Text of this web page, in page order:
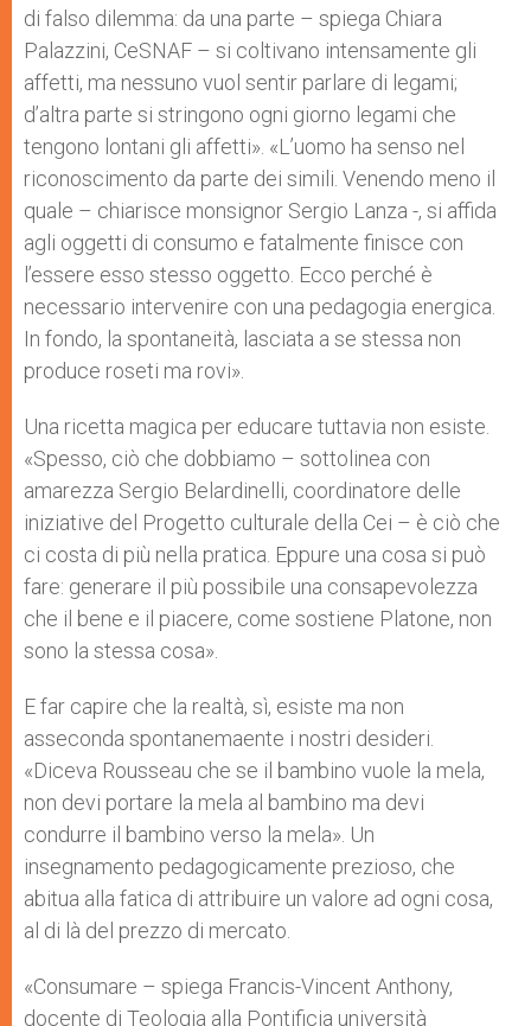
di falso dilemma: da una parte – spiega Chiara
Palazzini, CeSNAF – si coltivano intensamente gli
affetti, ma nessuno vuol sentir parlare di legami;
d’altra parte si stringono ogni giorno legami che
tengono lontani gli affetti». «L’uomo ha senso nel
riconoscimento da parte dei simili. Venendo meno il
quale – chiarisce monsignor Sergio Lanza -, si affida
agli oggetti di consumo e fatalmente finisce con
l’essere esso stesso oggetto. Ecco perché è
necessario intervenire con una pedagogia energica.
In fondo, la spontaneità, lasciata a se stessa non
produce roseti ma rovi».
Una ricetta magica per educare tuttavia non esiste.
«Spesso, ciò che dobbiamo – sottolinea con
amarezza Sergio Belardinelli, coordinatore delle
iniziative del Progetto culturale della Cei – è ciò che
ci costa di più nella pratica. Eppure una cosa si può
fare: generare il più possibile una consapevolezza
che il bene e il piacere, come sostiene Platone, non
sono la stessa cosa».
E far capire che la realtà, sì, esiste ma non
asseconda spontanemaente i nostri desideri.
«Diceva Rousseau che se il bambino vuole la mela,
non devi portare la mela al bambino ma devi
condurre il bambino verso la mela». Un
insegnamento pedagogicamente prezioso, che
abitua alla fatica di attribuire un valore ad ogni cosa,
al di là del prezzo di mercato.
«Consumare – spiega Francis-Vincent Anthony,
docente di Teologia alla Pontificia università